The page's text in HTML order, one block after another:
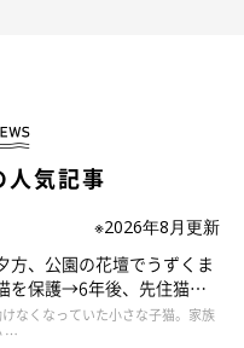
なってうにまむ家を見守る
人気記事
※2026年8月更新
方、公園の花壇でうずくま
を保護→6年後、先住猫
うな関係に
なくなっていた小さな子猫。家族
…